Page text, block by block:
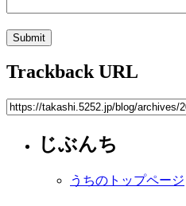
Trackback URL
じぶんち
うちのトップページ